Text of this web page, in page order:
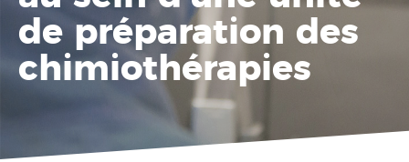
de préparation des
chimiothérapies